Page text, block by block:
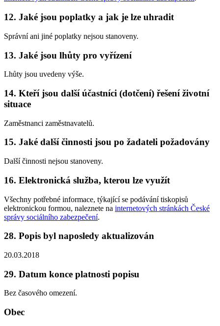
12. Jaké jsou poplatky a jak je lze uhradit
Správní ani jiné poplatky nejsou stanoveny.
13. Jaké jsou lhůty pro vyřízení
Lhůty jsou uvedeny výše.
14. Kteří jsou další účastníci (dotčení) řešení životní
situace
Zaměstnanci zaměstnavatelů.
15. Jaké další činnosti jsou po žadateli požadovány
Další činnosti nejsou stanoveny.
16. Elektronická služba, kterou lze využít
Všechny potřebné informace, týkající se podávání tiskopisů
elektronickou formou, naleznete na internetových stránkách České
správy sociálního zabezpečení.
28. Popis byl naposledy aktualizován
20.03.2018
29. Datum konce platnosti popisu
Bez časového omezení.
Obec